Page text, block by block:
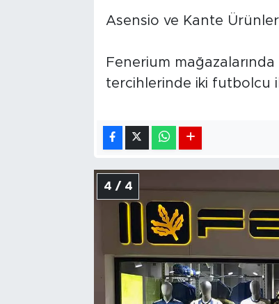
Asensio ve Kante
Fenerium
tercihlerinde iki futbolcu
4 / 4